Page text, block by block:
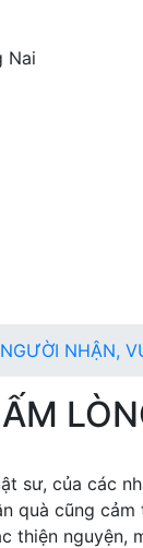
Nai
NHẬN,
của các
cũng